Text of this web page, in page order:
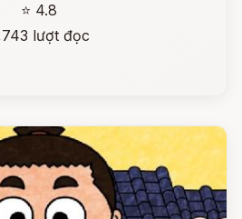
⭐ 4.8
lượt đọc